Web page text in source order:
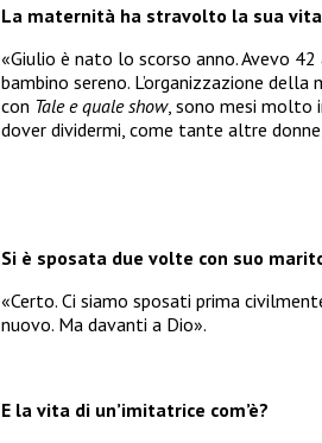
La maternità ha stravolto la sua
«Giulio è nato lo scorso anno. Avevo 42
bambino sereno. L’organizzazione
con Tale e quale show, sono mesi molto
dover dividermi, come tante altre
Si è sposata due volte con suo
«Certo. Ci siamo sposati prima
nuovo. Ma davanti a Dio».
E la vita di un’imitatrice com’è?